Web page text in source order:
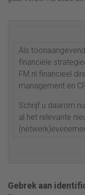
Als
financiële
FM.nl financieel
management en
Schrijf u daarom
al het relevante
Gebrek aan